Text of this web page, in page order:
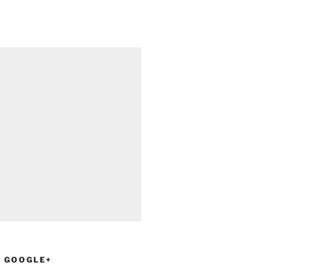
GOOGLE+